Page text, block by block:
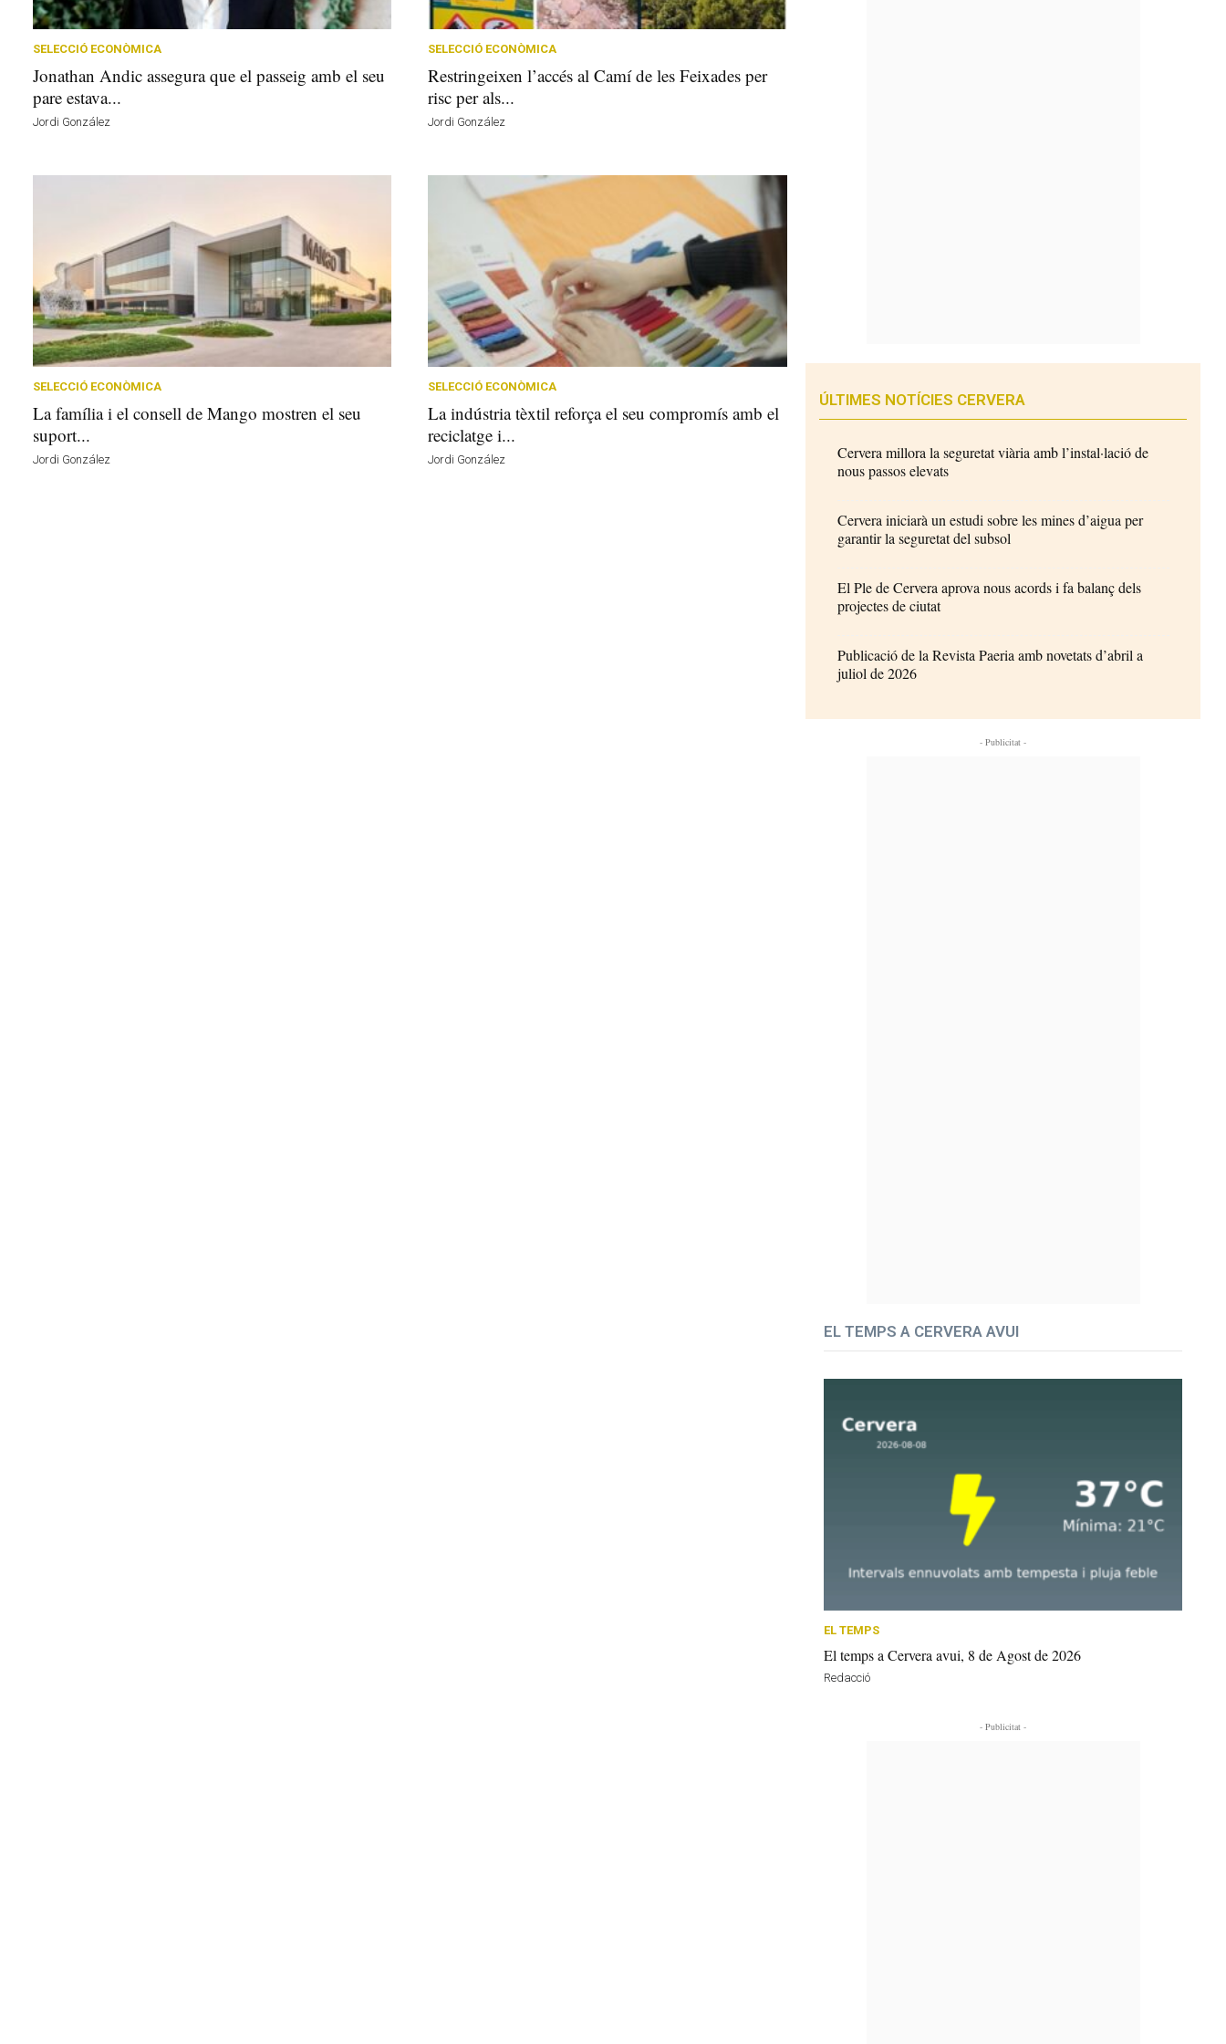
SELECCIÓ ECONÒMICA
Jonathan Andic assegura que el passeig amb el seu
pare estava...
Jordi González
SELECCIÓ ECONÒMICA
Restringeixen l’accés al Camí de les Feixades per
risc per als...
Jordi González
SELECCIÓ ECONÒMICA
La família i el consell de Mango mostren el seu
suport...
Jordi González
SELECCIÓ ECONÒMICA
La indústria tèxtil reforça el seu compromís amb el
reciclatge i...
Jordi González
ÚLTIMES NOTÍCIES CERVERA
Cervera millora la seguretat viària amb l’instal·lació de
nous passos elevats
Cervera iniciarà un estudi sobre les mines d’aigua per
garantir la seguretat del subsol
El Ple de Cervera aprova nous acords i fa balanç dels
projectes de ciutat
Publicació de la Revista Paeria amb novetats d’abril a
juliol de 2026
- Publicitat -
EL TEMPS A CERVERA AVUI
EL TEMPS
El temps a Cervera avui, 8 de Agost de 2026
Redacció
- Publicitat -